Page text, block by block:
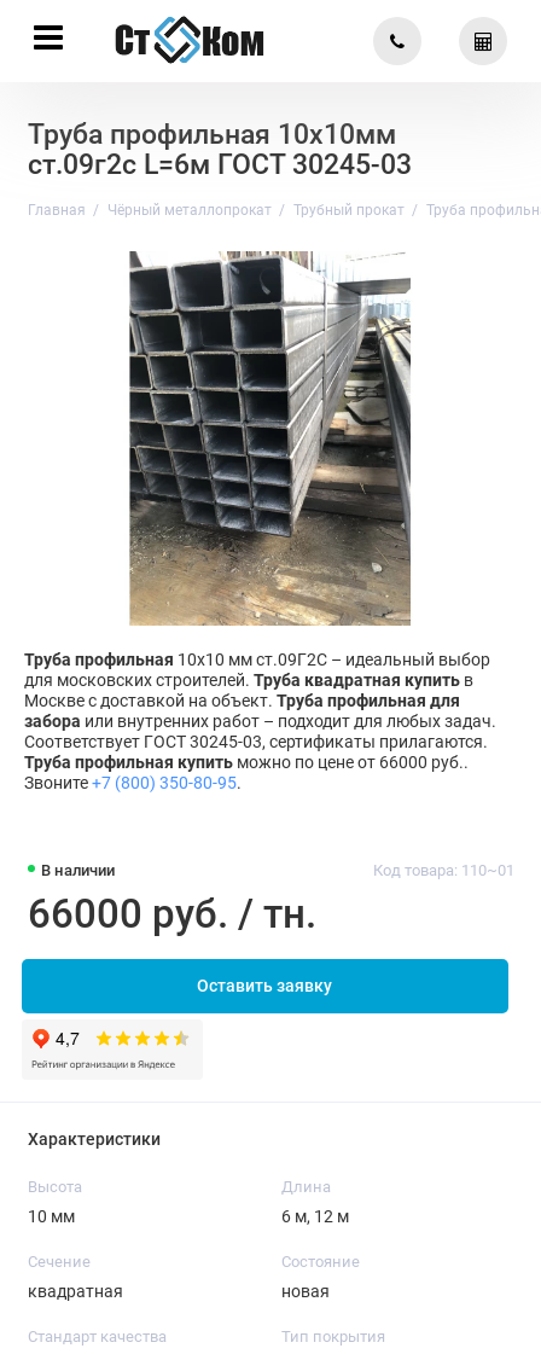
Труба профильная 10х10мм
ст.09г2с L=6м ГОСТ 30245-03
Главная Чёрный металлопрокат Трубный прокат Труба
В наличии Код товара: 110~01
66000 руб. / тн.
Оставить заявку
Труба профильная 10х10 мм ст.09Г2С – идеальный выбор
для московских строителей. Труба квадратная купить в
Москве с доставкой на объект. Труба профильная для
забора или внутренних работ – подходит для любых задач.
Соответствует ГОСТ 30245-03, сертификаты прилагаются.
Труба профильная купить можно по цене от 66000 руб..
Звоните+7 (800) 350-80-95.
Характеристики
Высота
10 мм
Длина
6 м, 12 м
Сечение
квадратная
Состояние
новая
Стандарт качества Тип покрытия